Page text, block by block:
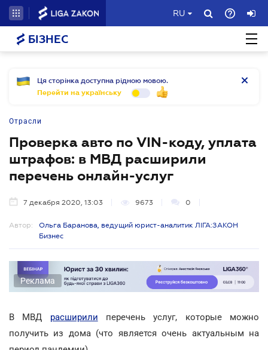
RU
БІЗНЕС
Ця сторінка доступна рідною мовою.
Перейти на українську
Отрасли
Проверка авто по VIN-коду, уплата
штрафов: в МВД расширили
перечень онлайн-услуг
7 декабря 2020, 13:03 9673 0
Автор:
Ольга Баранова, ведущий юрист-аналитик ЛІГА:ЗАКОН
Бизнес
Реклама
В МВД расширили перечень услуг, которые можно
получить из дома (что является очень актуальным на